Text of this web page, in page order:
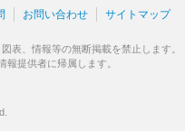
お問い合わせ サイトマップ
表、情報等の無断掲載を禁止します。
提供者に帰属します。